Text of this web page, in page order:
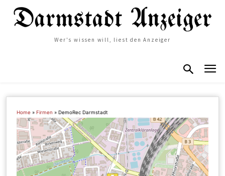
Wer's wissen will, liest den Anzeiger
Home »Firmen »DemoRec Darmstadt